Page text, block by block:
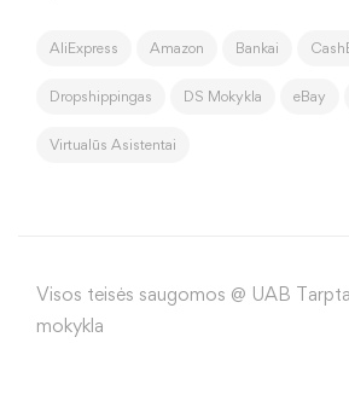
AliExpress Amazon Bankai
Dropshippingas DS Mokykla eBay
Virtualūs Asistentai
Visos teisės saugomos @ UAB
mokykla